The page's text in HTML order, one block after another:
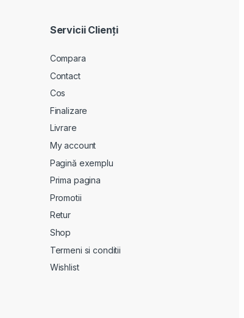
Servicii Clienţi
Compara
Contact
Cos
Finalizare
Livrare
My account
Pagină exemplu
Prima pagina
Promotii
Retur
Shop
Termeni si conditii
Wishlist